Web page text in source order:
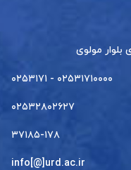
بلوار مولوی
۰۲۵۳۱۷۱۰۰۰۰ - ۰۲۵۳۱۷۱
۰۲۵۳۲۸۰۲۶۲۷
۳۷۱۸۵-۱۷۸
info[@]urd.ac.ir